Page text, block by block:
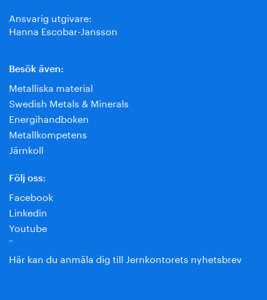
Ansvarig utgivare:
Hanna Escobar-Jansson
Besök även:
Metalliska material
Swedish Metals & Minerals
Energihandboken
Metallkompetens
Järnkoll
Följ oss:
Facebook
Linkedin
Youtube
¨
Här kan du anmäla dig till Jernkontorets nyhetsbrev